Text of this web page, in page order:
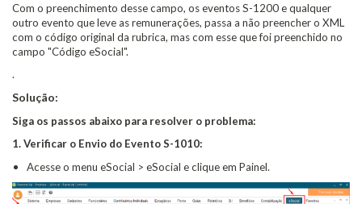
Com o preenchimento desse campo, os eventos S-1200 e qualquer
outro evento que leve as remunerações, passa a não preencher o XML
com o código original da rubrica, mas com esse que foi preenchido no
campo "Código eSocial".
.
Solução:
Siga os passos abaixo para resolver o problema:
1. Verificar o Envio do Evento S-1010:
Acesse o menu eSocial > eSocial e clique em Painel.